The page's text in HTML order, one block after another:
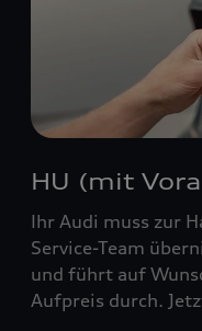
HU (mit
Ihr Audi muss zur
Service-Team
und führt auf
Aufpreis durch.